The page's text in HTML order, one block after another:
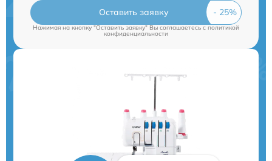
Оставить заявку
Нажимая на кнопку "Оставить заявку" Вы соглашаетесь cполитикой
конфиденциальности